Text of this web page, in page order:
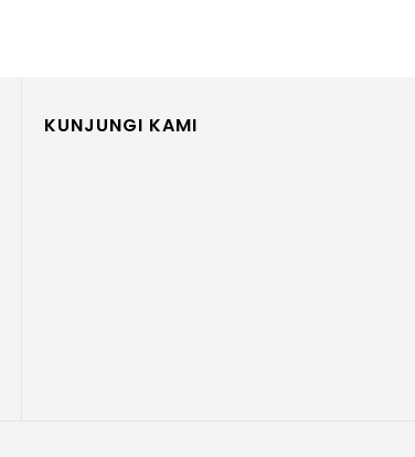
KUNJUNGI KAMI